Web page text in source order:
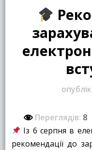
Переглядів: 8
Із 6 серпня в
рекомендації до